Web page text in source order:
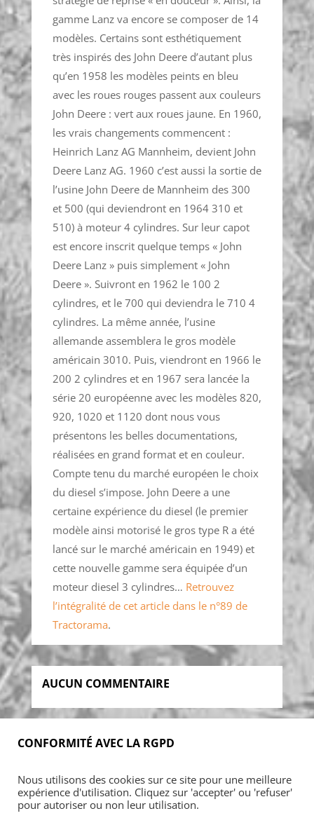
gamme Lanz va encore se composer de 14
modèles. Certains sont esthétiquement
très inspirés des John Deere d’autant plus
qu’en 1958 les modèles peints en bleu
avec les roues rouges passent aux couleurs
John Deere : vert aux roues jaune. En 1960,
les vrais changements commencent :
Heinrich Lanz AG Mannheim, devient John
Deere Lanz AG. 1960 c’est aussi la sortie de
l’usine John Deere de Mannheim des 300
et 500 (qui deviendront en 1964 310 et
510) à moteur 4 cylindres. Sur leur capot
est encore inscrit quelque temps « John
Deere Lanz » puis simplement « John
Deere ». Suivront en 1962 le 100 2
cylindres, et le 700 qui deviendra le 710 4
cylindres. La même année, l’usine
allemande assemblera le gros modèle
américain 3010. Puis, viendront en 1966 le
200 2 cylindres et en 1967 sera lancée la
série 20 européenne avec les modèles 820,
920, 1020 et 1120 dont nous vous
présentons les belles documentations,
réalisées en grand format et en couleur.
Compte tenu du marché européen le choix
du diesel s’impose. John Deere a une
certaine expérience du diesel (le premier
modèle ainsi motorisé le gros type R a été
lancé sur le marché américain en 1949) et
cette nouvelle gamme sera équipée d’un
moteur diesel 3 cylindres… Retrouvez
l’intégralité de cet article dans le n°89 de
Tractorama.
AUCUN COMMENTAIRE
Foires & manifestations
Petites annonces
Contact
Mon Compte
CONFORMITÉ AVEC LA RGPD
Nous utilisons des cookies sur ce site pour une meilleure
expérience d'utilisation. Cliquez sur 'accepter' ou 'refuser'
pour autoriser ou non leur utilisation.